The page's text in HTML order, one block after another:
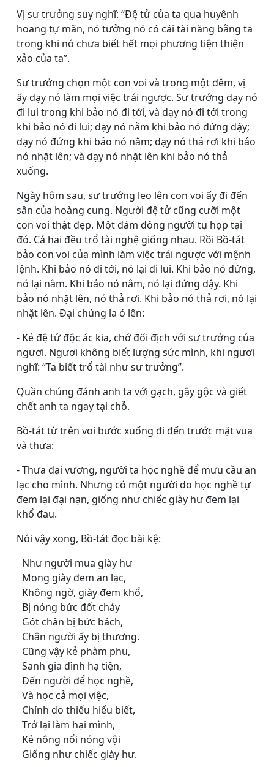
Vị sư trưởng suy nghĩ: “Ðệ tử của ta qua huyênh
hoang tự mãn, nó tưởng nó có cái tài năng bằng ta
trong khi nó chưa biết hết mọi phương tiện thiện
xảo của ta”.
Sư trưởng chọn một con voi và trong một đêm, vị
ấy dạy nó làm mọi việc trái ngược. Sư trưởng dạy nó
đi lui trong khi bảo nó đi tới, và dạy nó đi tới trong
khi bảo nó đi lui; dạy nó nằm khi bảo nó đứng dậy;
dạy nó đứng khi bảo nó nằm; dạy nó thả rơi khi bảo
nó nhặt lên; và dạy nó nhặt lên khi bảo nó thả
xuống.
Ngày hôm sau, sư trưởng leo lên con voi ấy đi đến
sân của hoàng cung. Người đệ tử cũng cưỡi một
con voi thật đẹp. Một đám đông người tụ họp tại
đó. Cả hai đều trổ tài nghệ giống nhau. Rồi Bồ-tát
bảo con voi của mình làm việc trái ngược với mệnh
lệnh. Khi bảo nó đi tới, nó lại đi lui. Khi bảo nó đứng,
nó lại nằm. Khi bảo nó nằm, nó lại đứng dậy. Khi
bảo nó nhặt lên, nó thả rơi. Khi bảo nó thả rơi, nó lại
nhặt lên. Ðại chúng la ó lên:
- Kẻ đệ tử độc ác kia, chớ đối địch với sư trưởng của
ngươi. Ngươi không biết lượng sức mình, khi ngươi
nghĩ: “Ta biết trổ tài như sư trưởng”.
Quần chúng đánh anh ta với gạch, gậy gộc và giết
chết anh ta ngay tại chỗ.
Bồ-tát từ trên voi bước xuống đi đến trước mặt vua
và thưa:
- Thưa đại vương, người ta học nghề để mưu cầu an
lạc cho mình. Nhưng có một người do học nghề tự
đem lại đại nạn, giống như chiếc giày hư đem lại
khổ đau.
Nói vậy xong, Bồ-tát đọc bài kệ:
Như người mua giày hư
Mong giày đem an lạc,
Không ngờ, giày đem khổ,
Bị nóng bức đốt cháy
Gót chân bị bức bách,
Chân người ấy bị thương.
Cũng vậy kẻ phàm phu,
Sanh gia đình hạ tiện,
Ðến người để học nghề,
Và học cả mọi việc,
Chính do thiếu hiểu biết,
Trở lại làm hại mình,
Kẻ nông nổi nóng vội
Giống như chiếc giày hư.